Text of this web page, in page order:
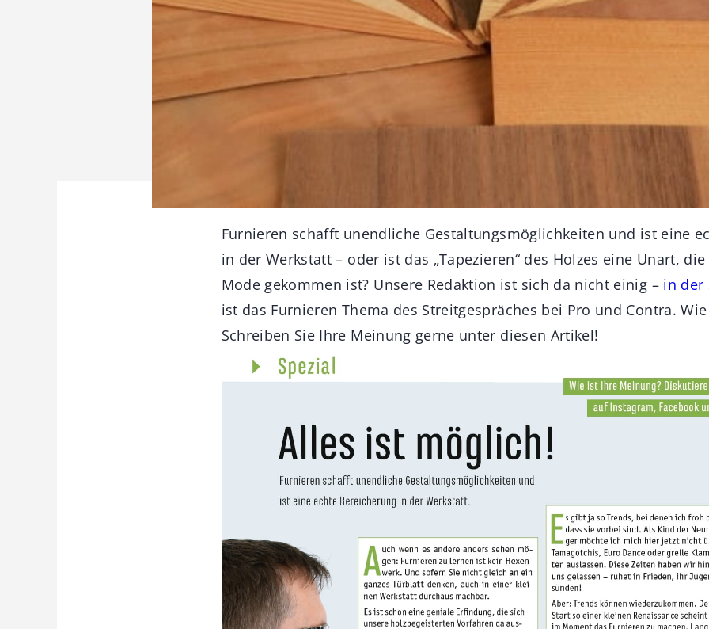
Furnieren schafft unendliche Gestaltungsmöglichkeiten und ist eine
in der Werkstatt – oder ist das „Tapezieren“ des Holzes eine Unart,
Mode gekommen ist? Unsere Redaktion ist sich da nicht einig – in der
ist das Furnieren Thema des Streitgespräches bei Pro und Contra.
Schreiben Sie Ihre Meinung gerne unter diesen Artikel!